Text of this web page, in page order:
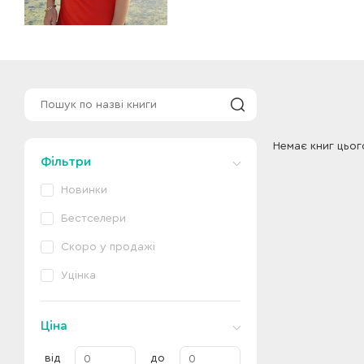
Фільтри
Новинки
Бестселери
Скоро у продажі
Уцінка
Ціна
від до
Немає книг